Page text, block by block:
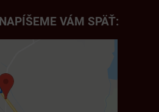
VÁM SPÄŤ: